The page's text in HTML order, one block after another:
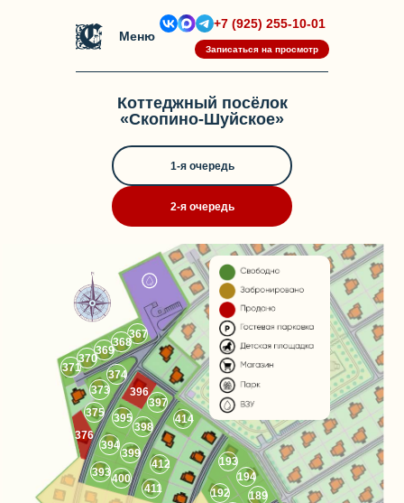
+7 (925) 255-10-01
Меню
Записаться на просмотр
1-я очередь
2-я очередь
Коттеджный посёлок
«Скопино-Шуйское»
414
412
411
400
399
398
395
396
394
370
369
367
368
375
393
373
397
376
374
371
194
193
192
189